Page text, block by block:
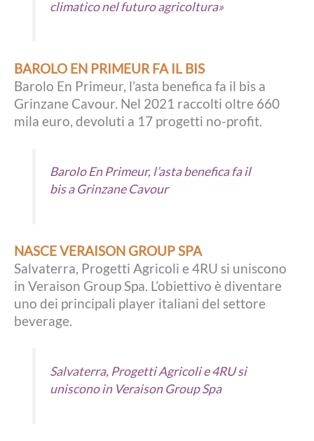
climatico nel futuro agricoltura»
BAROLO EN PRIMEUR FA IL BIS
Barolo En Primeur, l’asta benefica fa il bis a
Grinzane Cavour. Nel 2021 raccolti oltre 660
mila euro, devoluti a 17 progetti no-profit.
Barolo En Primeur, l’asta benefica fa il
bis a Grinzane Cavour
NASCE VERAISON GROUP SPA
Salvaterra, Progetti Agricoli e 4RU si uniscono
in Veraison Group Spa. L’obiettivo è diventare
uno dei principali player italiani del settore
beverage.
Salvaterra, Progetti Agricoli e 4RU si
uniscono in Veraison Group Spa